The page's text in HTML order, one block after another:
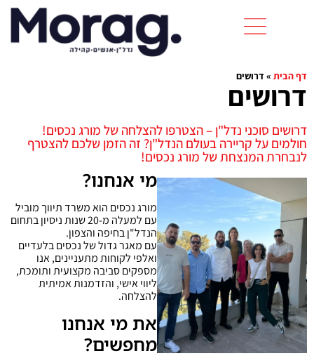
דף הבית» דרושים
דרושים
דרושים סוכני נדל"ן – הצטרפו להצלחה של מורג נכסים!
חולמים על קריירה בעולם הנדל"ן? זה הזמן שלכם להצטרף
לנבחרת המנצחת של מורג נכסים!
מי אנחנו?
מורג נכסים הוא משרד תיווך מוביל
עם למעלה מ-20 שנות ניסיון בתחום
הנדל"ן בחיפה והצפון.
עם מאגר גדול של נכסים בלעדיים
ואלפי לקוחות מתעניינים, אנו
מספקים סביבה מקצועית ותומכת,
ליווי אישי, והזדמנות אמיתית
להצלחה.
את מי אנחנו
מחפשים?